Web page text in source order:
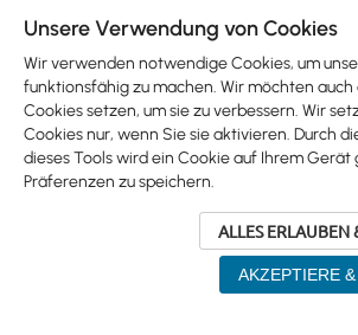
Ubiquiti Mikrotik WiFi &
Unsere Verwendung von Cookies
Wir verwenden notwendige Cookies, um
funktionsfähig zu machen. Wir möchten
Cookies setzen, um sie zu verbessern. Wir
Cookies nur, wenn Sie sie aktivieren. Durch
dieses Tools wird ein Cookie auf Ihrem Gerät
Präferenzen zu speichern.
ALLES ERLAUBEN
AKZEPTIERE